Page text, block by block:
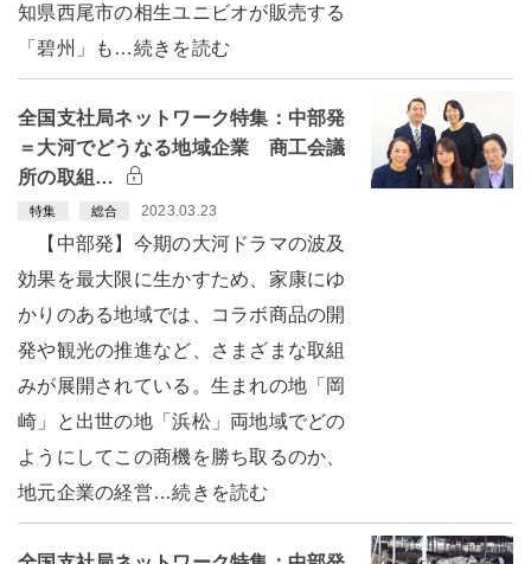
知県西尾市の相生ユニビオが販売する
「碧州」も…続きを読む
全国支社局ネットワーク特集：中部発
＝大河でどうなる地域企業 商工会議
所の取組…
特集 総合 2023.03.23
【中部発】今期の大河ドラマの波及
効果を最大限に生かすため、家康にゆ
かりのある地域では、コラボ商品の開
発や観光の推進など、さまざまな取組
みが展開されている。生まれの地「岡
崎」と出世の地「浜松」両地域でどの
ようにしてこの商機を勝ち取るのか、
地元企業の経営…続きを読む